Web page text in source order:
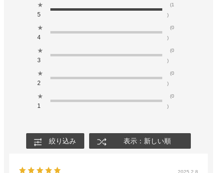
★
5
(1
)
★
4
(0
)
★
3
(0
)
★
2
(0
)
★
1
(0
)
絞り込み 表示：新しい順
2025.2.8